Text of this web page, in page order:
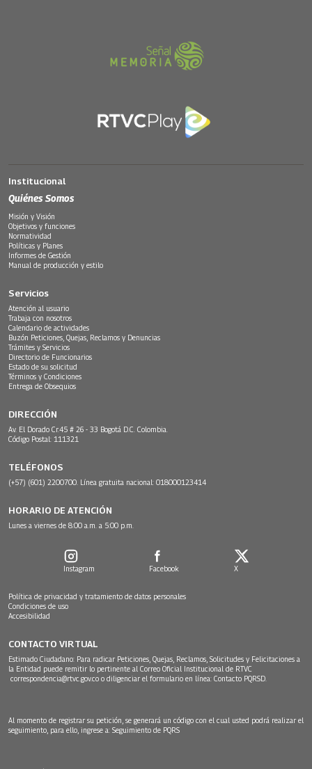
Institucional
Quiénes Somos
Misión y Visión
Objetivos y funciones
Normatividad
Políticas y Planes
Informes de Gestión
Manual de producción y estilo
Servicios
Atención al usuario
Trabaja con nosotros
Calendario de actividades
Buzón Peticiones, Quejas, Reclamos y Denuncias
Trámites y Servicios
Directorio de Funcionarios
Estado de su solicitud
Términos y Condiciones
Entrega de Obsequios
DIRECCIÓN
Av. El Dorado Cr.45 # 26 - 33 Bogotá D.C. Colombia.
Código Postal: 111321
TELÉFONOS
(+57) (601) 2200700. Línea gratuita nacional: 018000123414
HORARIO DE ATENCIÓN
Lunes a viernes de 8:00 a.m. a 5:00 p.m.
Instagram Facebook X
Política de privacidad y tratamiento de datos personales
Condiciones de uso
Accesibilidad
CONTACTO VIRTUAL
Estimado Ciudadano: Para radicar Peticiones, Quejas, Reclamos, Solicitudes y Felicitaciones a
la Entidad puede remitir lo pertinente al Correo Oficial Institucional de RTVC
correspondencia@rtvc.gov.co o diligenciar el formulario en línea: Contacto PQRSD.
Al momento de registrar su petición, se generará un código con el cual usted podrá realizar el
seguimiento, para ello, ingrese a: Seguimiento de PQRS